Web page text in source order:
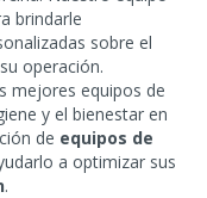
brindarle
sobre el
operación.
mejores equipos de
y el bienestar en
de equipos de
a optimizar sus
.